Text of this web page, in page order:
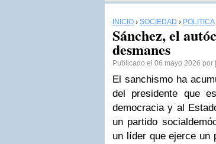
INICIO › SOCIEDAD › POLÍTICA
Sánchez, el
desmanes
Publicado el 06 mayo 2026 por
El sanchismo ha
del presidente que
democracia y al
un partido
un líder que ejerce un